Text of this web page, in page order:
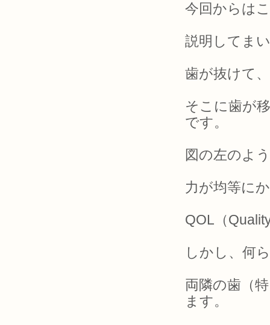
今回からは
説明してま
歯が抜けて
そこに歯が
です。
図の左のよ
力が均等に
QOL（
しかし、何
両隣の歯（
ます。